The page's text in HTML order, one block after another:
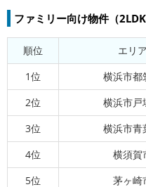
ファミリー向け物件（2LDK
順位 エリア
1位
横浜市都
2位
横浜市戸
3位
横浜市青
4位
横須賀
5位
茅ヶ崎